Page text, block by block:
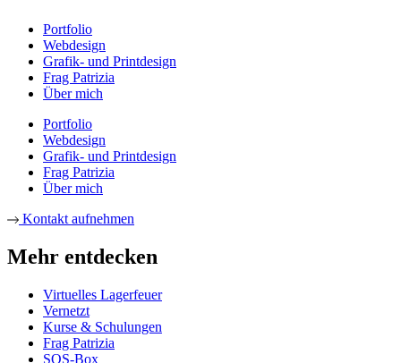
Portfolio
Webdesign
Grafik- und Printdesign
Frag Patrizia
Über mich
Portfolio
Webdesign
Grafik- und Printdesign
Frag Patrizia
Über mich
Kontakt aufnehmen
Mehr entdecken
Virtuelles Lagerfeuer
Vernetzt
Kurse & Schulungen
Frag Patrizia
SOS-Box